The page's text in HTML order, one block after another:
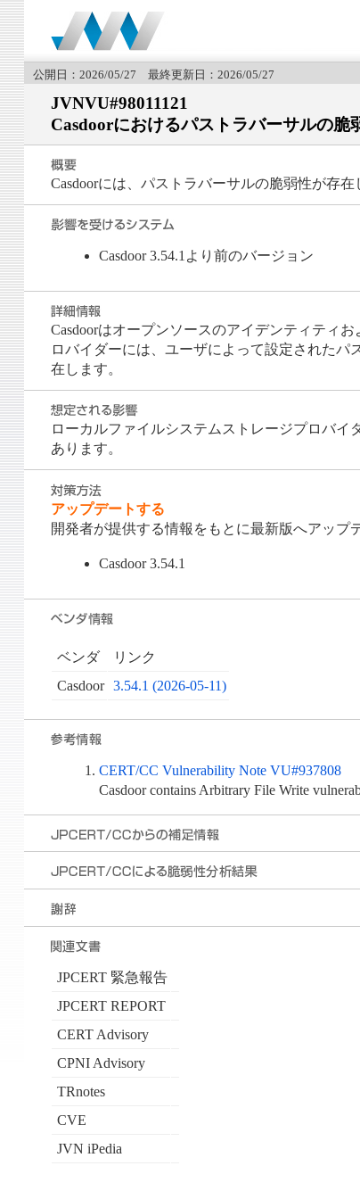
公開日：2026/05/27 最終更新日：2026/05/27
JVNVU#98011121
Casdoorにおけるパストラバーサルの脆
Casdoorには、パストラバーサルの脆弱性が存在
Casdoor 3.54.1より前のバージョン
Casdoorはオープンソースのアイデンティティ
ロバイダーには、ユーザによって設定されたパ
在します。
ローカルファイルシステムストレージプロバ
あります。
アップデートする
開発者が提供する情報をもとに最新版へアップ
Casdoor 3.54.1
ベンダ
リンク
Casdoor 3.54.1 (2026-05-11)
CERT/CC Vulnerability Note VU#937808
Casdoor contains Arbitrary File Write
JPCERT 緊急報告
JPCERT REPORT
CERT Advisory
CPNI Advisory
TRnotes
CVE
JVN iPedia